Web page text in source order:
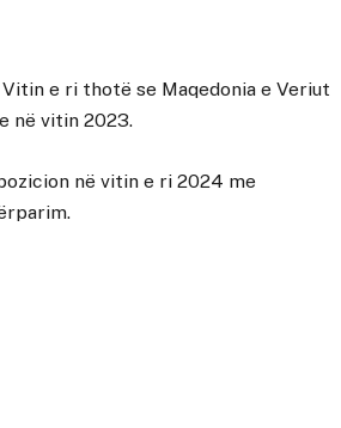
e ri thotë se Maqedonia e Veriut
në vitin 2023.
në vitin e ri 2024 me